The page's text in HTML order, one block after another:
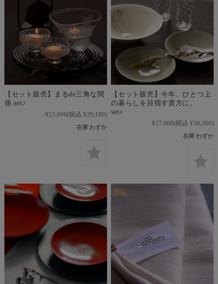
【セット販売】まるde三角な関
係 set♪
¥23,800(税込 ¥26,180)
在庫 わずか
【セット販売】今年、ひとつ上
の暮らしを目指す貴方に。
set♪
¥27,600(税込 ¥30,360)
在庫 わずか